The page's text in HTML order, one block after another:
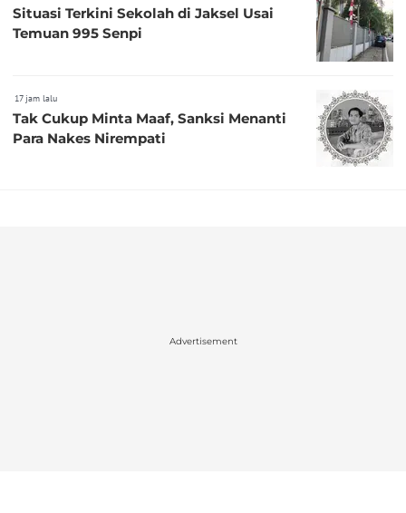
Situasi Terkini Sekolah di Jaksel Usai
Temuan 995 Senpi
17 jam lalu
Tak Cukup Minta Maaf, Sanksi Menanti
Para Nakes Nirempati
Advertisement